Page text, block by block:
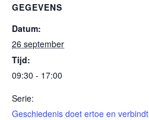
GEGEVENS
Datum:
26 september
Tijd:
09:30 - 17:00
Serie:
Geschiedenis doet ertoe en verbindt